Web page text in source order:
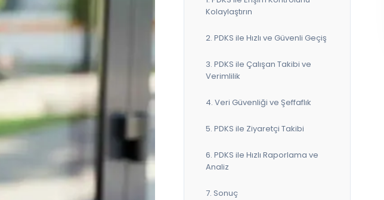
Kolaylaştırın
2. PDKS ile Hızlı ve Güvenli Geçiş
3. PDKS ile Çalışan Takibi ve
Verimlilik
4. Veri Güvenliği ve Şeffaflık
5. PDKS ile Ziyaretçi Takibi
6. PDKS ile Hızlı Raporlama ve
Analiz
7. Sonuç